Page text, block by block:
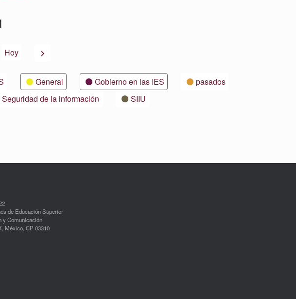
Hoy Siguiente
General Gobierno en las IES
pasados
Seguridad de la información
SIIU
de Educación Superior
y Comunicación
México, CP 03310